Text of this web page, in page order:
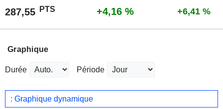
287,55 PTS +4,16 % +6,41 %
Graphique
Durée Période
: Graphique dynamique